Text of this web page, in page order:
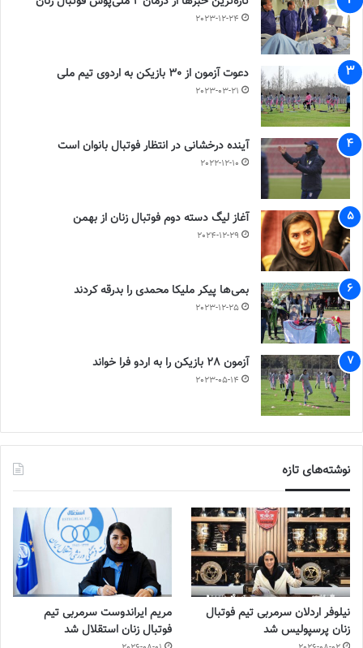
2023-12-24
دعوت آزمون از 30 بازیکن به اردوی تیم ملی
2023-03-21
آینده درخشانی در انتظار فوتبال بانوان است
2022-12-10
آغاز لیگ دسته دوم فوتبال زنان از بهمن
2024-12-29
بمی‌ها پیکر ملیکا محمدی را بدرقه کردند
2023-12-25
آزمون 28 بازیکن را به اردو فرا خواند
2023-05-14
نوشته‌های تازه
نیلوفر اردلان سرمربی تیم فوتبال
زنان پرسپولیس شد
مریم ایراندوست سرمربی تیم
فوتبال زنان استقلال شد